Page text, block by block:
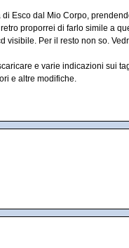
Esco dal Mio Corpo,
proporrei di farlo simile a
visibile. Per il resto non so.
e varie indicazioni sui
e altre modifiche.